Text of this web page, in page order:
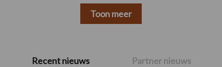
PrimaireRecent nieuws Partner nieuws
Toon meer